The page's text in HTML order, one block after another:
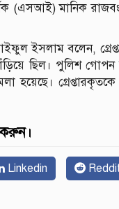
মানিক
ইসলাম বলেন,
ছিল। পুলিশ গোপন
হয়েছে।
Linkedin